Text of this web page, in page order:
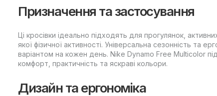
Призначення та застосування
Ці кросівки ідеально підходять для прогулянок,
якої фізичної активності. Універсальна сезонність та
варіантом на кожен день. Nike Dynamo Free Multicolor
комфорт, практичність та яскраві кольори.
Дизайн та ергономіка